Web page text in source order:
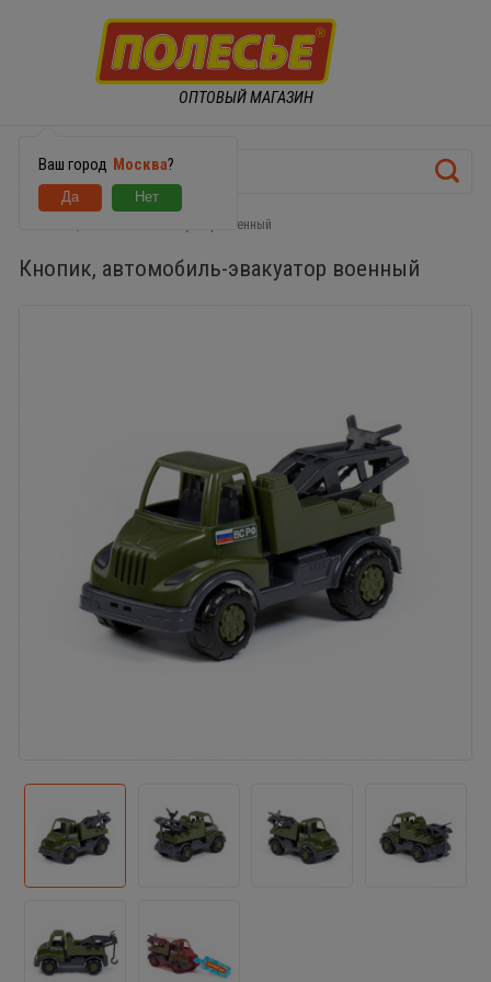
ОПТОВЫЙ МАГАЗИН
Ваш город Москва?
Кнопик, автомобиль-эвакуатор военный
Кнопик, автомобиль-эвакуатор военный